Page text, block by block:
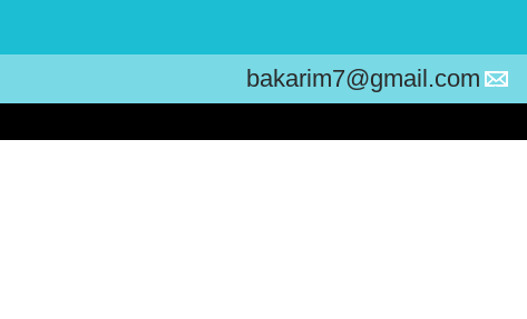
bakarim7@gmail.com